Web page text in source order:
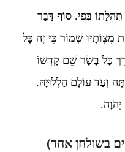
בְּפִי. סוֹף דָּבָר
שְׁמוֹר כִּי זֶה כָּל
כָּל בָּשָׂר שֵׁם קָדְשׁוֹ
וְעַד עוֹלָם הַלְלוּיָהּ.
בשולחן אחד)